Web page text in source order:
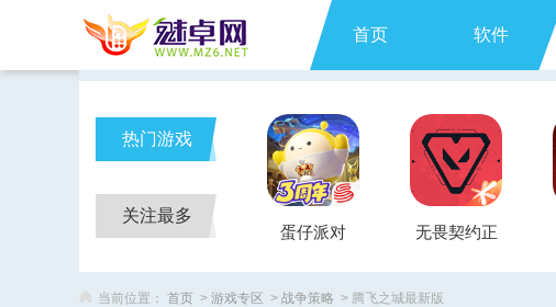
首页 软件
热门游戏
关注最多
蛋仔派对
无畏契约正
式服
当前位置： 首页 > 游戏专区 > 战争策略 > 腾飞之城最新版